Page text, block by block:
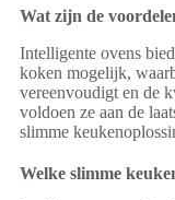
Wat zijn de
Intelligente ovens
koken mogelijk,
vereenvoudigt en de
voldoen ze aan de
slimme
Welke slimme